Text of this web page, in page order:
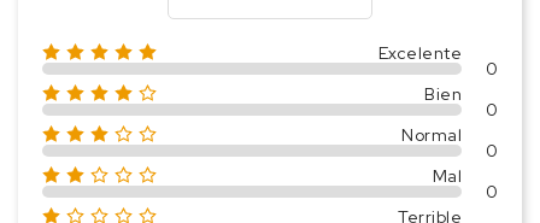
Excelente
0
Bien
0
Normal
0
Mal
0
Terrible